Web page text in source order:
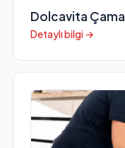
Dolcavita
Detaylı bilgi →